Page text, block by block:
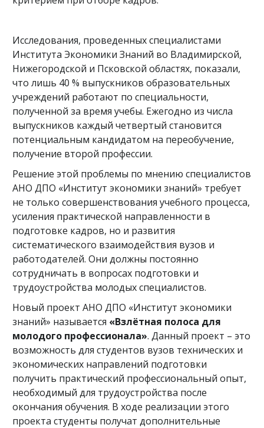
Исследования, проведенных специалистами
Института Экономики Знаний во Владимирской,
Нижегородской и Псковской областях, показали,
что лишь 40 % выпускников образовательных
учреждений работают по специальности,
полученной за время учебы. Ежегодно из числа
выпускников каждый четвертый становится
потенциальным кандидатом на переобучение,
получение второй профессии.
Решение этой проблемы по мнению специалистов
АНО ДПО «Институт экономики знаний» требует
не только совершенствования учебного процесса,
усиления практической направленности в
подготовке кадров, но и развития
систематического взаимодействия вузов и
работодателей. Они должны постоянно
сотрудничать в вопросах подготовки и
трудоустройства молодых специалистов.
Новый проект АНО ДПО «Институт экономики
знаний» называется «Взлётная полоса для
молодого профессионала». Данный проект – это
возможность для студентов вузов технических и
экономических направлений подготовки
получить практический профессиональный опыт,
необходимый для трудоустройства после
окончания обучения. В ходе реализации этого
проекта студенты получат дополнительные